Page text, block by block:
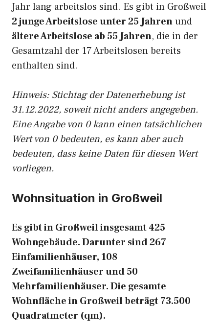
Jahr lang arbeitslos sind. Es gibt in Großweil
2 junge Arbeitslose unter 25 Jahrenund
ältere Arbeitslose ab 55 Jahren, die in der
Gesamtzahl der 17 Arbeitslosen bereits
enthalten sind.
Hinweis: Stichtag der Datenerhebung ist
31.12.2022, soweit nicht anders angegeben.
Eine Angabe von 0 kann einen tatsächlichen
Wert von 0 bedeuten, es kann aber auch
bedeuten, dass keine Daten für diesen Wert
vorliegen.
Wohnsituation in Großweil
Es gibt in Großweil insgesamt 425
Wohngebäude. Darunter sind 267
Einfamilienhäuser, 108
Zweifamilienhäuser und 50
Mehrfamilienhäuser. Die gesamte
Wohnfläche in Großweil beträgt 73.500
Quadratmeter (qm).